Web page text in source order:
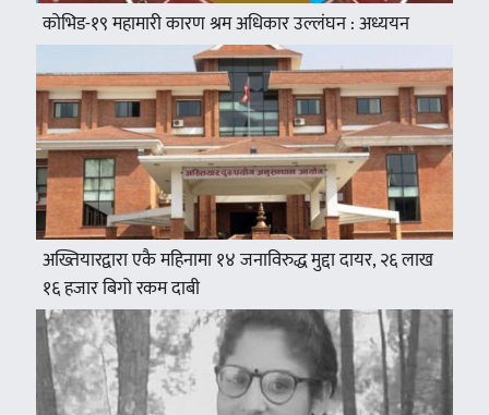
कोभिड-१९ महामारी कारण श्रम अधिकार उल्लंघन : अध्ययन
अख्तियारद्वारा एकै महिनामा १४ जनाविरुद्ध मुद्दा दायर, २६ लाख
१६ हजार बिगो रकम दाबी